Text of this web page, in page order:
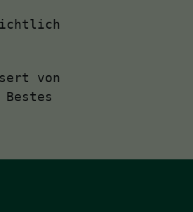
von